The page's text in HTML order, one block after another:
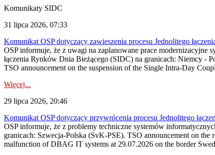
Komunikaty SIDC
31 lipca 2026, 07:33
Komunikat OSP dotyczący zawieszenia procesu Jednolitego
OSP informuje, że z uwagi na zaplanowane prace
łączenia Rynków Dnia Bieżącego (SIDC) na granicach: Niemcy -
TSO announcement on the suspension of the Single Intra-Day
Więcej...
29 lipca 2026, 20:46
Komunikat OSP dotyczący przywrócenia procesu Jednolitego
OSP informuje, że z problemy techniczne systemów
granicach: Szwecja-Polska (SvK-PSE). TSO announcement on
malfunction of DBAG IT systems at 29.07.2026 on the border